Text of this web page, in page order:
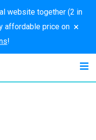
website together (2 in
affordable price on
!
×